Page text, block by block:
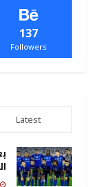
137
Followers
Latest